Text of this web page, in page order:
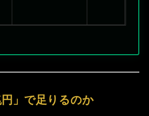
」で足りるのか